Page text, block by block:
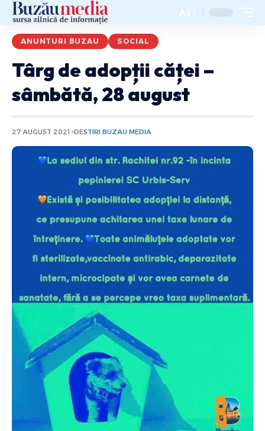
Aa
ANUNTURI BUZAU SOCIAL
Târg de adopții căței –
sâmbătă, 28 august
27 AUGUST 2021 DESTIRI BUZAU MEDIA